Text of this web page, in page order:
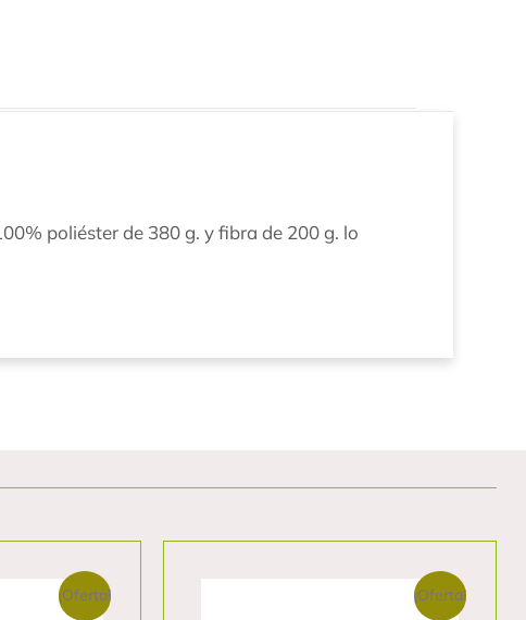
poliéster de 380 g. y fibra de 200 g. lo
¡Oferta! ¡Oferta!